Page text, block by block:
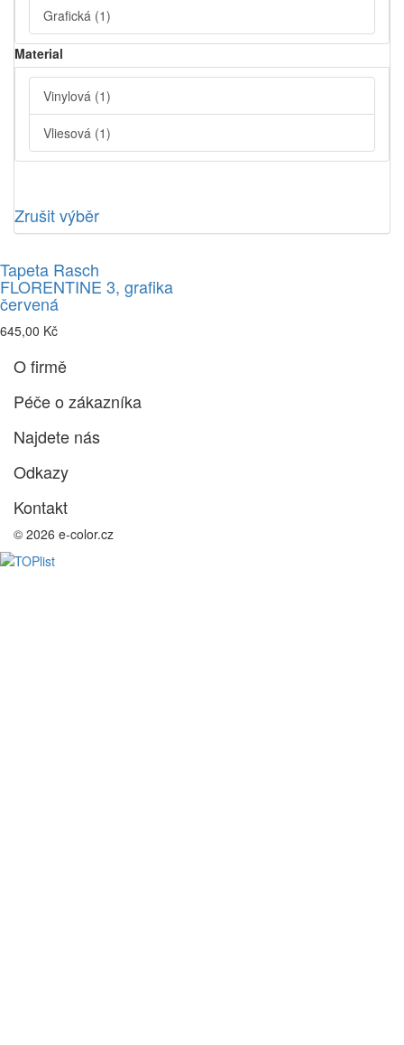
Grafická (1)
Material
Vinylová (1)
Vliesová (1)
Zrušit výběr
Tapeta Rasch
FLORENTINE 3, grafika
červená
645,00 Kč
O firmě
Péče o zákazníka
Najdete nás
Odkazy
Kontakt
© 2026 e-color.cz